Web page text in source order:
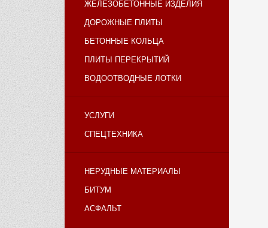
ЖЕЛЕЗОБЕТОННЫЕ ИЗДЕЛИЯ
ДОРОЖНЫЕ ПЛИТЫ
БЕТОННЫЕ КОЛЬЦА
ПЛИТЫ ПЕРЕКРЫТИЙ
ВОДООТВОДНЫЕ ЛОТКИ
УСЛУГИ
СПЕЦТЕХНИКА
НЕРУДНЫЕ МАТЕРИАЛЫ
БИТУМ
АСФАЛЬТ